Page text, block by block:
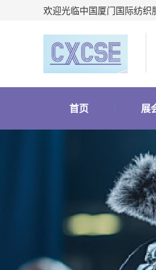
欢迎光临中国厦门国际纺织
首页 展